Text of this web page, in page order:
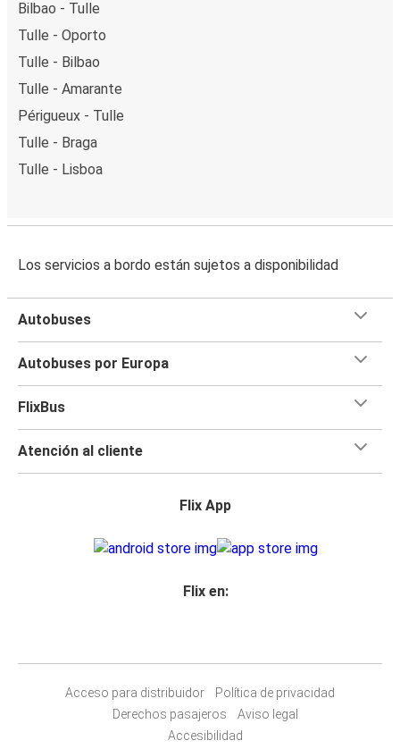
Bilbao - Tulle
Tulle - Oporto
Tulle - Bilbao
Tulle - Amarante
Périgueux - Tulle
Tulle - Braga
Tulle - Lisboa
Los servicios a bordo están sujetos a disponibilidad
Autobuses
Autobuses por Europa
FlixBus
Atención al cliente
Flix App
Flix en:
Acceso para distribuidor
Política de privacidad
Derechos pasajeros
Aviso legal
Accesibilidad